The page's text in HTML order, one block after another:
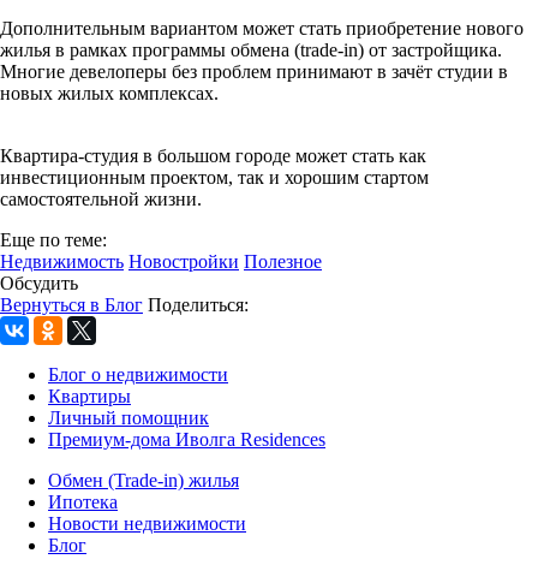
Дополнительным вариантом может стать приобретение нового
жилья в рамках программы обмена (trade-in) от застройщика.
Многие девелоперы без проблем принимают в зачёт студии в
новых жилых комплексах.
Квартира-студия в большом городе может стать как
инвестиционным проектом, так и хорошим стартом
самостоятельной жизни.
Еще по теме:
Недвижимость Новостройки Полезное
Обсудить
Вернуться в Блог Поделиться:
Блог о недвижимости
Квартиры
Личный помощник
Премиум-дома Иволга Residences
Обмен (Trade-in) жилья
Ипотека
Новости недвижимости
Блог